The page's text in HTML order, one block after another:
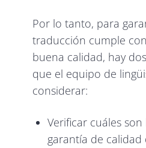
Por lo tanto, para
traducción cumple
buena calidad, hay
que el equipo de
considerar:
Verificar cuáles
garantía de calidad